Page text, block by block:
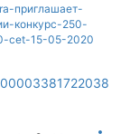
приглашает-
конкурс-250-
cet-15-05-2020